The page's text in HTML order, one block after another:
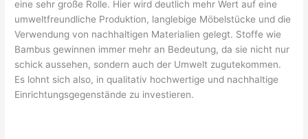
eine sehr große Rolle. Hier wird deutlich mehr Wert auf eine
umweltfreundliche Produktion, langlebige Möbelstücke und die
Verwendung von nachhaltigen Materialien gelegt. Stoffe wie
Bambus gewinnen immer mehr an Bedeutung, da sie nicht nur
schick aussehen, sondern auch der Umwelt zugutekommen.
Es lohnt sich also, in qualitativ hochwertige und nachhaltige
Einrichtungsgegenstände zu investieren.